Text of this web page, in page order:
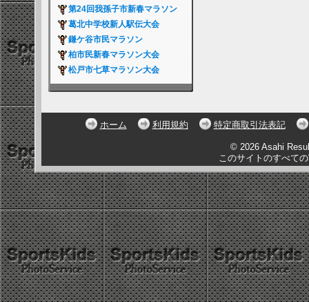
第24回我孫子市新春マラソン
葛北中学校新人駅伝大会
鎌ケ谷市民マラソン
柏市民新春マラソン大会
松戸市七草マラソン大会
ホーム 利用規約 特定商取引法表記
© 2026 Asahi
このサイトのすべて